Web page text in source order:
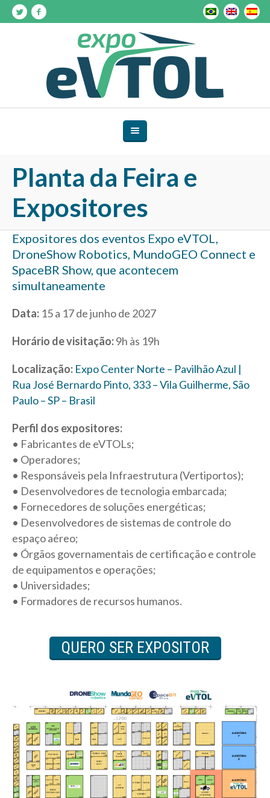
Planta da Feira e
Expositores
Expositores dos eventos Expo eVTOL,
DroneShow Robotics, MundoGEO Connect e
SpaceBR Show, que acontecem
simultaneamente
Data: 15 a 17 de junho de 2027
Horário de visitação:9h às 19h
Localização: Expo Center Norte – Pavilhão Azul |
Rua José Bernardo Pinto, 333 – Vila Guilherme, São
Paulo – SP – Brasil
Perfil dos expositores:
• Fabricantes de eVTOLs;
• Operadores;
• Responsáveis pela Infraestrutura (Vertiportos);
• Desenvolvedores de tecnologia embarcada;
• Fornecedores de soluções energéticas;
• Desenvolvedores de sistemas de controle do
espaço aéreo;
• Órgãos governamentais de certificação e controle
de equipamentos e operações;
• Universidades;
• Formadores de recursos humanos.
QUERO SER EXPOSITOR